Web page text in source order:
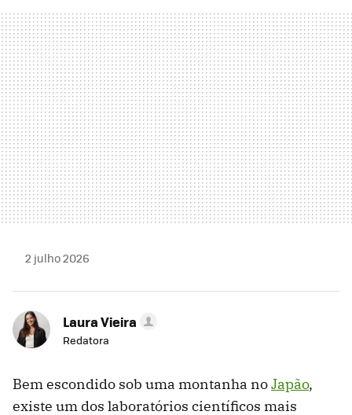
MAIL
2 julho 2026
Laura Vieira
Redatora
Bem escondido sob uma montanha noJapão,
existe um dos laboratórios científicos mais